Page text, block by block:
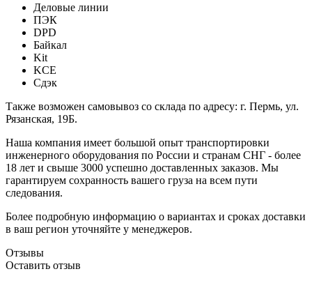
Деловые линии
ПЭК
DPD
Байкал
Kit
KCE
Сдэк
Также возможен самовывоз со склада по адресу: г. Пермь, ул.
Рязанская, 19Б.
Наша компания имеет большой опыт транспортировки
инженерного оборудования по России и странам СНГ - более
18 лет и свыше 3000 успешно доставленных заказов. Мы
гарантируем сохранность вашего груза на всем пути
следования.
Более подробную информацию о вариантах и сроках доставки
в ваш регион уточняйте у менеджеров.
Отзывы
Оставить отзыв